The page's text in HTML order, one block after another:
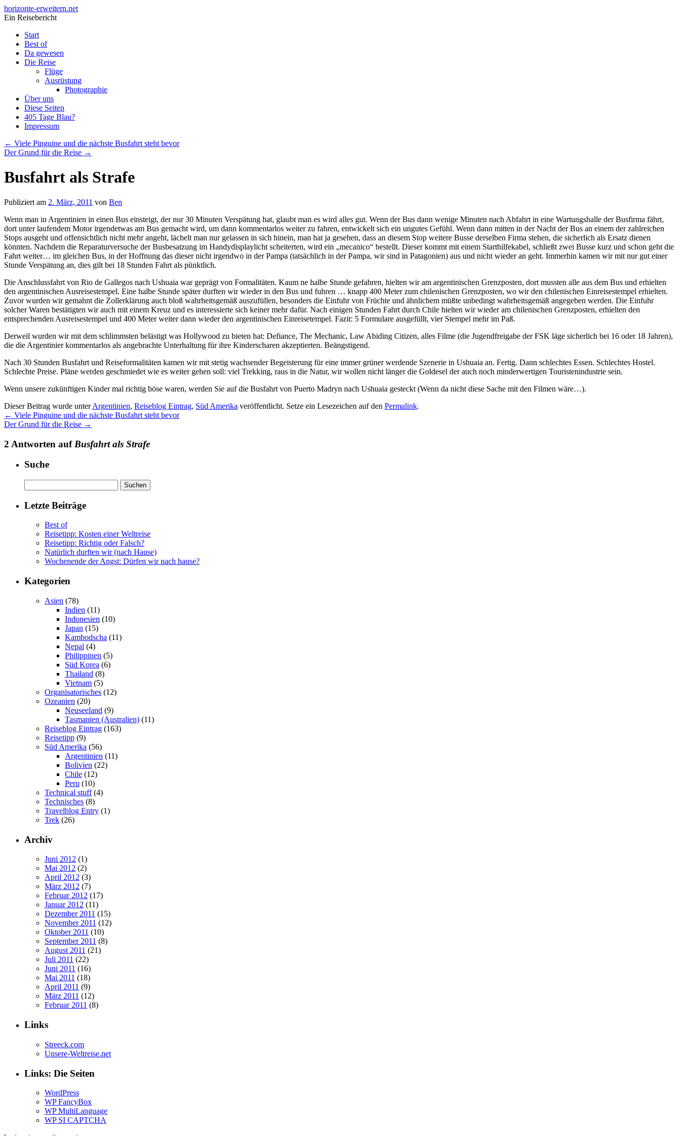
horizonte-erweitern.net
Ein Reisebericht
Skip
content
Start
Best of
Da gewesen
Die Reise
Flüge
Ausrüstung
Photographie
Über uns
Diese Seiten
405 Tage Blau?
Impressum
← Viele Pinguine und die nächste Busfahrt steht bevor
Der Grund für die Reise →
Busfahrt als Strafe
Publiziert am 2. März, 2011 von Ben
Wenn man in Argentinien in einen Bus einsteigt, der nur 30 Minuten Verspätung hat, glaubt man es wird alles gut. Wenn der Bus dann wenige Minuten nach Abfahrt in eine Wartungshalle der Busfirma fährt,
dort unter laufendem Motor irgendetwas am Bus gemacht wird, um dann kommentarlos weiter zu fahren, entwickelt sich ein ungutes Gefühl. Wenn dann mitten in der Nacht der Bus an einem der zahlreichen
Stops ausgeht und offensichtlich nicht mehr angeht, lächelt man nur gelassen in sich hinein, man hat ja gesehen, dass an diesem Stop weitere Busse derselben Firma stehen, die sicherlich als Ersatz dienen
könnten. Nachdem die Reparaturversuche der Busbesatzung im Handydisplaylicht scheiterten, wird ein „mecanico“ bestellt. Dieser kommt mit einem Starthilfekabel, schließt zwei Busse kurz und schon geht die
Fahrt weiter… im gleichen Bus, in der Hoffnung das dieser nicht irgendwo in der Pampa (tatsächlich in der Pampa, wir sind in Patagonien) aus und nicht wieder an geht. Immerhin kamen wir mit nur gut einer
Stunde Verspätung an, dies gilt bei 18 Stunden Fahrt als pünktlich.
Die Anschlussfahrt von Rio de Gallegos nach Ushuaia war geprägt von Formalitäten. Kaum ne halbe Stunde gefahren, hielten wir am argentinischen Grenzposten, dort mussten alle aus dem Bus und erhielten
den argentinischen Ausreisestempel. Eine halbe Stunde später durften wir wieder in den Bus und fuhren … knapp 400 Meter zum chilenischen Grenzposten, wo wir den chilenischen Einreisestempel erhielten.
Zuvor wurden wir gemahnt die Zollerklärung auch bloß wahrheitsgemäß auszufüllen, besonders die Einfuhr von Früchte und ähnlichem müßte unbedingt wahrheitsgemäß angegeben werden. Die Einfuhr
solcher Waren bestätigten wir auch mit einem Kreuz und es interessierte sich keiner mehr dafür. Nach einigen Stunden Fahrt durch Chile hielten wir wieder am chilenischen Grenzposten, erhielten den
entsprechenden Ausreisestempel und 400 Meter weiter dann wieder den argentinischen Einreisetempel. Fazit: 5 Formulare ausgefüllt, vier Stempel mehr im Paß.
Derweil wurden wir mit dem schlimmsten belästigt was Hollywood zu bieten hat: Defiance, The Mechanic, Law Abiding Citizen, alles Filme (die Jugendfreigabe der FSK läge sicherlich bei 16 oder 18 Jahren),
die die Argentinier kommentarlos als angebrachte Unterhaltung für ihre Kinderscharen akzeptierten. Beängstigend.
Nach 30 Stunden Busfahrt und Reiseformalitäten kamen wir mit stetig wachsender Begeisterung für eine immer grüner werdende Szenerie in Ushuaia an. Fertig. Dann schlechtes Essen. Schlechtes Hostel.
Schlechte Preise. Pläne werden geschmiedet wie es weiter gehen soll: viel Trekking, raus in die Natur, wir wollen nicht länger die Goldesel der auch noch minderwertigen Touristenindustrie sein.
Wenn unsere zukünftigen Kinder mal richtig böse waren, werden Sie auf die Busfahrt von Puerto Madryn nach Ushuaia gesteckt (Wenn da nicht diese Sache mit den Filmen wäre…).
Dieser Beitrag wurde unterArgentinien, Reiseblog Eintrag, Süd Amerika veröffentlicht. Setze ein Lesezeichen auf den Permalink.
← Viele Pinguine und die nächste Busfahrt steht bevor
Der Grund für die Reise →
2 Antworten auf Busfahrt als Strafe
Suche
nach:
Letzte Beiträge
Best of
Reisetipp: Kosten einer Weltreise
Reisetipp: Richtig oder Falsch?
Natürlich durften wir (nach Hause)
Wochenende der Angst: Dürfen wir nach hause?
Kategorien
Asien (78)
Indien (11)
Indonesien (10)
Japan (15)
Kambodscha (11)
Nepal (4)
Philippinen (5)
Süd Korea (6)
Thailand (8)
Vietnam (5)
Organisatorisches (12)
Ozeanien (20)
Neuseeland (9)
Tasmanien (Australien) (11)
Reiseblog Eintrag (163)
Reisetipp (9)
Süd Amerika (56)
Argentinien (11)
Bolivien (22)
Chile (12)
Peru (10)
Technical stuff(4)
Technisches (8)
Travelblog Entry (1)
Trek (26)
Archiv
Juni 2012 (1)
Mai 2012 (2)
April 2012 (3)
März 2012 (7)
Februar 2012 (17)
Januar 2012 (11)
Dezember 2011 (15)
November 2011 (12)
Oktober 2011 (10)
September 2011 (8)
August 2011 (21)
Juli 2011 (22)
Juni 2011 (16)
Mai 2011 (18)
April 2011 (9)
März 2011 (12)
Februar 2011 (8)
Links
Streeck.com
Unsere-Weltreise.net
Links: Die Seiten
WordPress
WP FancyBox
WP MultiLanguage
WP SI CAPTCHA